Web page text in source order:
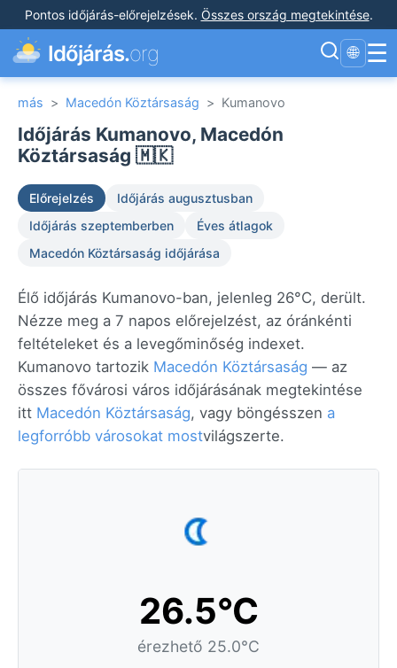
Pontos időjárás-előrejelzések. Összes ország megtekintése.
Időjárás.org 🌐 ☰
más > Macedón Köztársaság > Kumanovo
Időjárás Kumanovo, Macedón
Köztársaság 🇲🇰
Előrejelzés
Időjárás augusztusban
Időjárás szeptemberben
Éves átlagok
Macedón Köztársaság időjárása
Élő időjárás Kumanovo-ban, jelenleg 26°C, derült.
Nézze meg a 7 napos előrejelzést, az óránkénti
feltételeket és a levegőminőség indexet.
Kumanovo tartozik Macedón Köztársaság — az
összes fővárosi város időjárásának megtekintése
itt Macedón Köztársaság, vagy böngésszen a
legforróbb városokat mostvilágszerte.
26.5°C
érezhető 25.0°C